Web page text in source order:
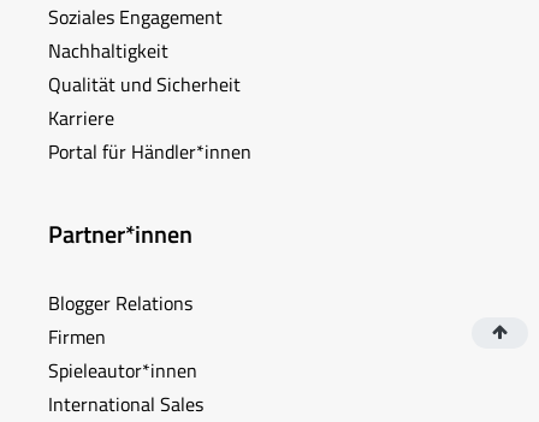
Soziales Engagement
Nachhaltigkeit
Qualität und Sicherheit
Karriere
Portal für Händler*innen
Partner*innen
Blogger Relations
Firmen
Spieleautor*innen
International Sales